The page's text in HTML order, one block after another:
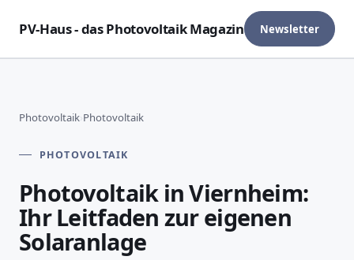
PV-Haus - das Photovoltaik Magazin Newsletter
Photovoltaik›Photovoltaik
PHOTOVOLTAIK
Photovoltaik in Viernheim:
Ihr Leitfaden zur eigenen
Solaranlage